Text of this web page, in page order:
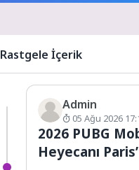
Rastgele İçerik
Admin
05 Ağu 2026
2026 PUBG
Heyecanı